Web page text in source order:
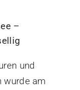
–
und
wurde am